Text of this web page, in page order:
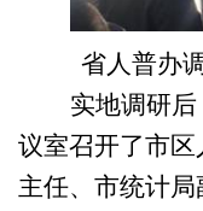
省人普办
实地调研
议室召开了市
主任、市统计